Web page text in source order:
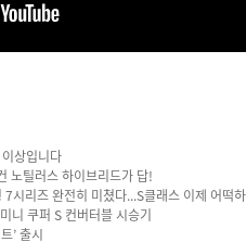
상입니다
노틸러스 하이브리드가 답!
시리즈 완전히 미쳤다...S클래스 이제 어떡
니 쿠퍼 S 컨버터블 시승기
’ 출시